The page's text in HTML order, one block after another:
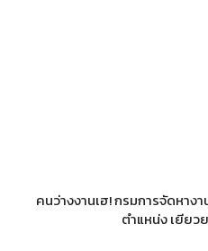
คนว่างงานเฮ! กรมการจัดหาง
ตำแหน่ง เยียว